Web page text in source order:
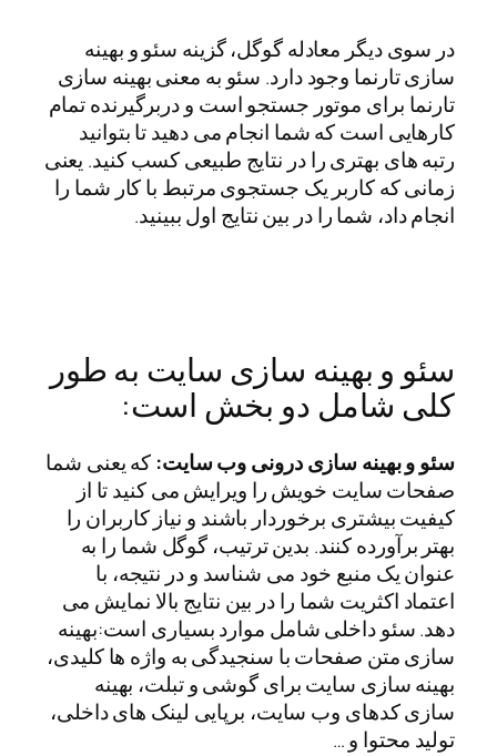
در سوی دیگر معادله گوگل، گزینه سئو و بهینه
سازی تارنما وجود دارد. سئو به معنی بهینه سازی
تارنما برای موتور جستجو است و دربرگیرنده تمام
کارهایی است که شما انجام می دهید تا بتوانید
رتبه های بهتری را در نتایج طبیعی کسب کنید. یعنی
زمانی که کاربر یک جستجوی مرتبط با کار شما را
انجام داد، شما را در بین نتایج اول ببینید.
سئو و بهینه سازی سایت به طور
کلی شامل دو بخش است:
سئو و بهینه سازی درونی وب سایت: که یعنی شما
صفحات سایت خویش را ویرایش می کنید تا از
کیفیت بیشتری برخوردار باشند و نیاز کاربران را
بهتر برآورده کنند. بدین ترتیب، گوگل شما را به
عنوان یک منبع خود می شناسد و در نتیجه، با
اعتماد اکثریت شما را در بین نتایج بالا نمایش می
دهد. سئو داخلی شامل موارد بسیاری است:بهینه
سازی متن صفحات با سنجیدگی به واژه ها کلیدی،
بهینه سازی سایت برای گوشی و تبلت، بهینه
سازی کدهای وب سایت، برپایی لینک های داخلی،
تولید محتوا و …